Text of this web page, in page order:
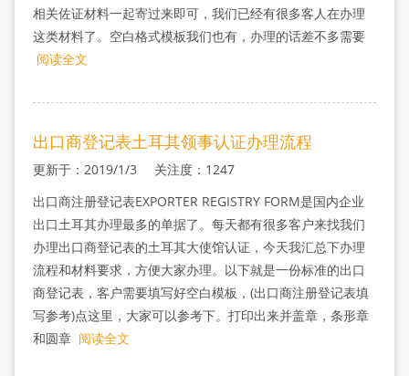
相关佐证材料一起寄过来即可，我们已经有很多客人在办理
这类材料了。空白格式模板我们也有，办理的话差不多需要
阅读全文
出口商登记表土耳其领事认证办理流程
更新于：2019/1/3 关注度：1247
出口商注册登记表EXPORTER REGISTRY FORM是国内企业
出口土耳其办理最多的单据了。每天都有很多客户来找我们
办理出口商登记表的土耳其大使馆认证，今天我汇总下办理
流程和材料要求，方便大家办理。以下就是一份标准的出口
商登记表，客户需要填写好空白模板，(出口商注册登记表填
写参考)点这里，大家可以参考下。打印出来并盖章，条形章
和圆章 阅读全文